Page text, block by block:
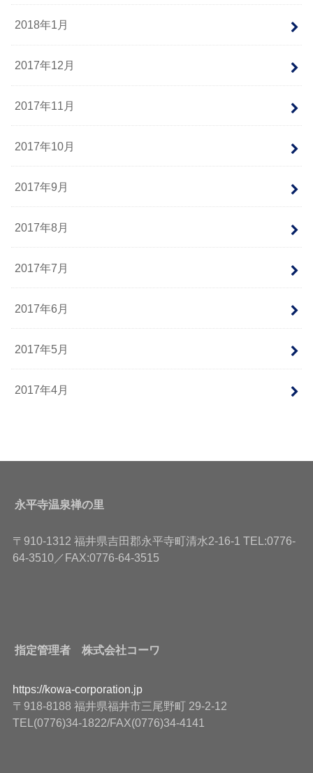
2018年1月
2017年12月
2017年11月
2017年10月
2017年9月
2017年8月
2017年7月
2017年6月
2017年5月
2017年4月
永平寺温泉禅の里
〒910-1312 福井県吉田郡永平寺町清水2-16-1 TEL:0776-
64-3510／FAX:0776-64-3515
指定管理者 株式会社コーワ
https://kowa-corporation.jp
〒918-8188 福井県福井市三尾野町 29-2-12
TEL(0776)34-1822/FAX(0776)34-4141